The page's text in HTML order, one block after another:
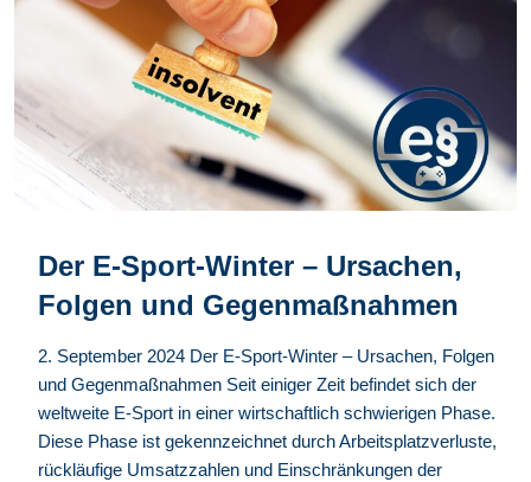
Der E-Sport-Winter – Ursachen,
Folgen und Gegenmaßnahmen
2. September 2024 Der E-Sport-Winter – Ursachen, Folgen
und Gegenmaßnahmen Seit einiger Zeit befindet sich der
weltweite E-Sport in einer wirtschaftlich schwierigen Phase.
Diese Phase ist gekennzeichnet durch Arbeitsplatzverluste,
rückläufige Umsatzzahlen und Einschränkungen der